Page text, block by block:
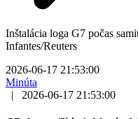
Inštalácia loga G7 počas
Infantes/Reuters
2026-06-17 21:53:00
Minúta
|
2026-06-17 21:53:00